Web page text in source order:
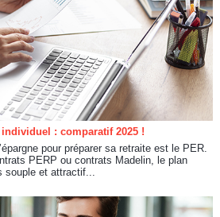
: comparatif 2025 !
pour préparer sa retraite est le PER.
PERP ou contrats Madelin, le plan
souple et attractif...